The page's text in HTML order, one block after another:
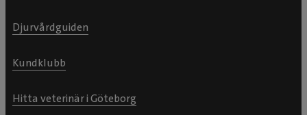
Djurvårdguiden
Kundklubb
Hitta veterinär i Göteborg